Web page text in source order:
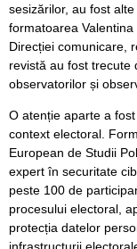
sesizărilor, au fost
formatoarea
Direcției comunicare,
revistă au fost trecute
observatorilor și
O atenție aparte a
context electoral.
European de Studii
expert în securitate
peste 100 de
procesului electoral,
protecția datelor